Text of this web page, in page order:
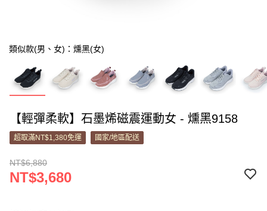
類似款(男、女)：燻黑(女)
【輕彈柔軟】石墨烯磁震運動女 - 燻黑9158
超取滿NT$1,380免運 國家/地區配送
NT$6,880
NT$3,680